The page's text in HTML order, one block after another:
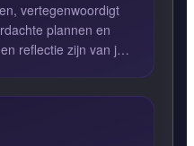
vertegenwoordigt
plannen en
reflectie zijn van je